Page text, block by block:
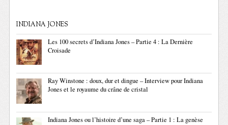
INDIANA JONES
Les 100 secrets d’Indiana Jones – Partie 4 : La Dernière
Croisade
Ray Winstone : doux, dur et dingue – Interview pour Indiana
Jones et le royaume du crâne de cristal
Indiana Jones ou l’histoire d’une saga – Partie 1 : La genèse